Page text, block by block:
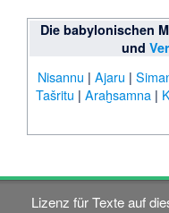
Die babylonischen
und
Nisannu | Ajaru |
Tašritu | Araḫsamna |
Lizenz für Texte auf